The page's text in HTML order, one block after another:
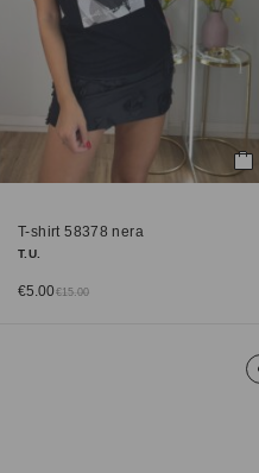
T-shirt 58378 nera
T.U.
€ 15.00
€5.00